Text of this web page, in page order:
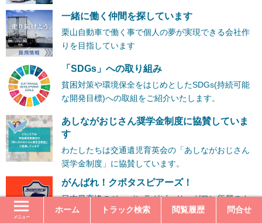
メニュー
ホーム トラック検索 閲覧履歴 問合せ
一緒に働く仲間を探しています
栗山自動車で働く事で個人の夢が実現できる会社作
りを目指しています
「SDGs」への取り組み
貧困対策や環境保全をはじめとしたSDGs(持続可能
な開発目標)への取組をご紹介いたします。
あしながおじさん奨学金制度に協賛していま
す
わたしたちは交通遺児育英会の「あしながおじさん
奨学金制度」に協賛しています。
がんばれ！クボタスピアーズ！
日本最高峰のジャパンラグビーリーグワン所属のク
ボタスピアーズを応援しています。